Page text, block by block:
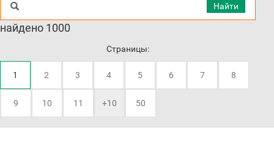
Найти
найдено 1000
Страницы:
1 2 3 4 5 6 7 8
9 10 11 +10 50